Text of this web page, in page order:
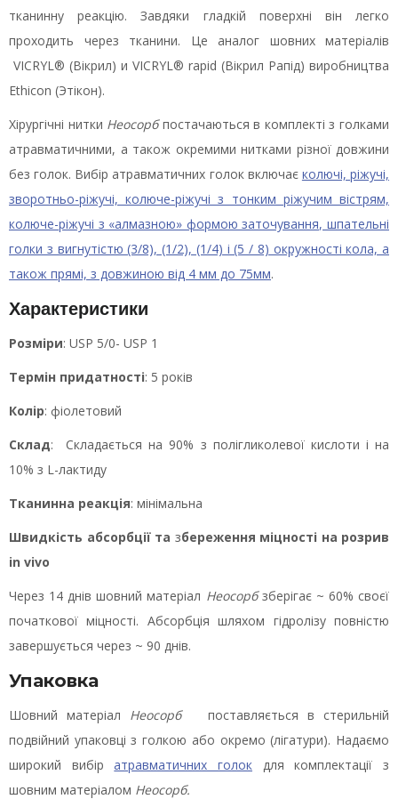
тканинну реакцію. Завдяки гладкій поверхні він легко
проходить через тканини. Це аналог шовних матеріалів
VICRYL® (Вікрил) и VICRYL® rapid (Вікрил Рапід) виробництва
Ethicon (Этікон).
Хірургічні нитки Неосорбпостачаються в комплекті з голками
атравматичними, а також окремими нитками різної довжини
без голок. Вибір атравматичних голок включає колючі, ріжучі,
зворотньо-ріжучі, колюче-ріжучі з тонким ріжучим вістрям,
колюче-ріжучі з «алмазною» формою заточування, шпательні
голки з вигнутістю (3/8), (1/2), (1/4) і (5 / 8) окружності кола, а
також прямі, з довжиною від 4 мм до 75мм.
Характеристики
Розміри: USP 5/0- USP 1
Термін придатності: 5 років
Колір: фіолетовий
Склад:
Складається на 90% з полігликолевої кислоти і на
10% з L-лактиду
Тканинна реакція: мінімальна
Швидкість абсорбції та збереження міцності на розрив
in vivo
Через 14 днів шовний матеріал Неосорбзберігає ~ 60% своєї
початкової міцності. Абсорбція шляхом гідролізу повністю
завершується через ~ 90 днів.
Упаковка
Шовний матеріал Неосорб
поставляється в стерильній
подвійний упаковці з голкою або окремо (лігатури). Надаємо
широкий вибіратравматичних голок для комплектації з
шовним матеріалом Неосорб.